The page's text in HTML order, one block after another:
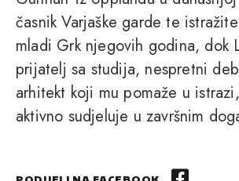
časnik Varjaške garde te
mladi Grk njegovih godina, dok
prijatelj sa studija, nespretni
arhitekt koji mu pomaže u
aktivno sudjeluje u završnim